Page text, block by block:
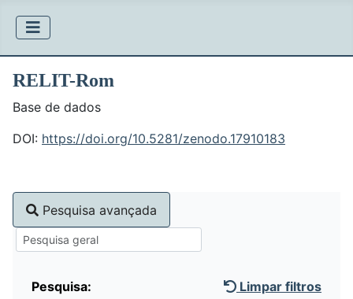
RELIT-Rom
Base de dados
DOI: https://doi.org/10.5281/zenodo.17910183
Pesquisa avançada
Pesquisa:
Limpar filtros